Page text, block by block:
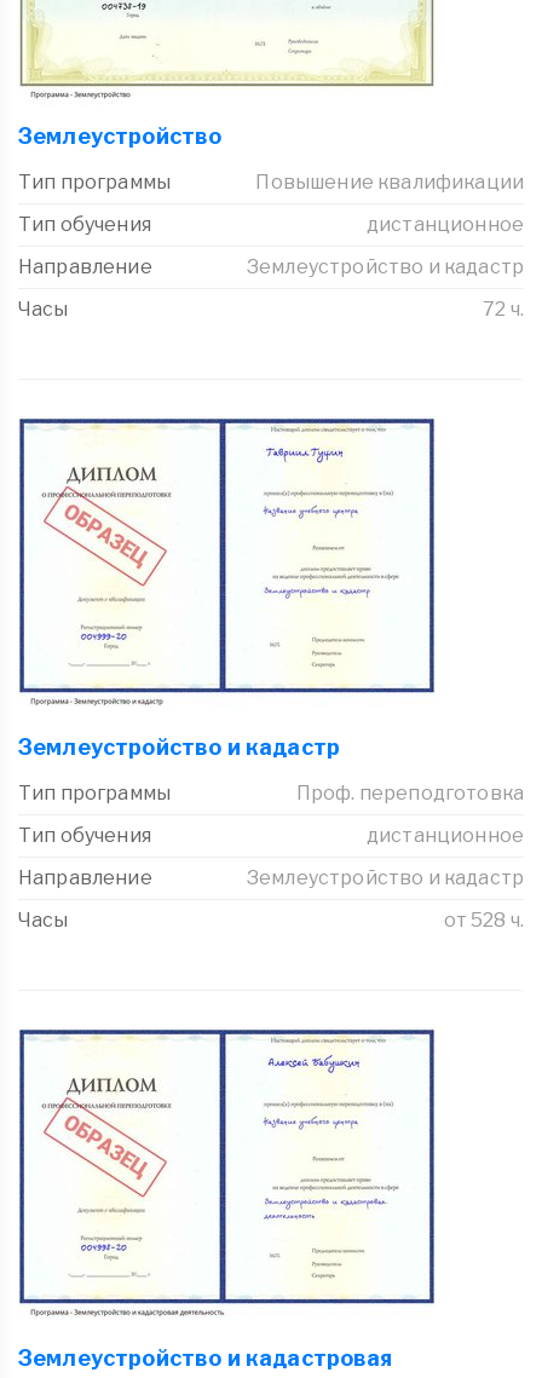
Землеустройство
Тип программы
Повышение квалификации
Тип обучения
дистанционное
Направление
Землеустройство и кадастр
Часы
72 ч.
Землеустройство и кадастр
Тип программы
Проф. переподготовка
Тип обучения
дистанционное
Направление
Землеустройство и кадастр
Часы
от 528 ч.
Землеустройство и кадастровая